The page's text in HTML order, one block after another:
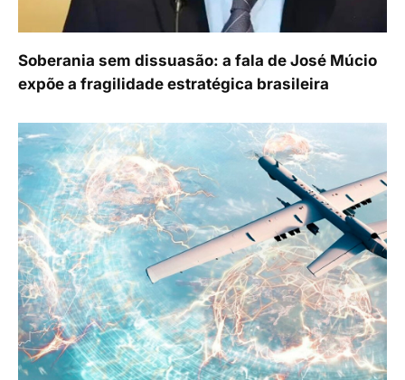
Soberania sem dissuasão: a fala de José Múcio
expõe a fragilidade estratégica brasileira